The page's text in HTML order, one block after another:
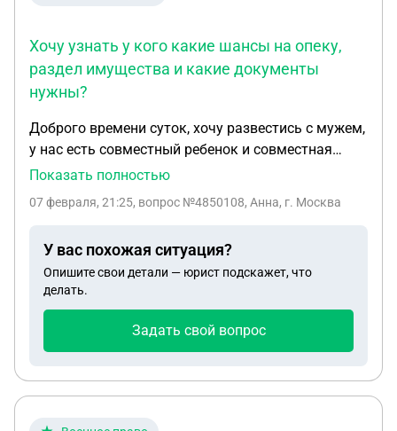
Хочу узнать у кого какие шансы на опеку,
раздел имущества и какие документы
нужны?
Доброго времени суток, хочу развестись с мужем,
у нас есть совместный ребенок и совместная
квартира, хочу узнать как будут обстоять дела с
официально, муж военно обязанный, на данный
нужно три года, и потом по распределению 5 лет,
в сентябре 2025 он поступил. Находимся мы в
разных регионах России, за восемь месяцев
ребенок его толком не знает, долго ребенок с
Хочу узнать у кого какие шансы на опеку, раздел
момент, знаю что дают месяц на раздумья, так
Показать полностью
07 февраля, 21:25, вопрос №4850108, Анна, г. Москва
У вас похожая ситуация?
Опишите свои детали — юрист подскажет, что
делать.
Задать свой вопрос